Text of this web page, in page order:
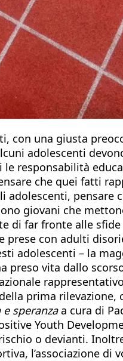
con una giusta
adolescenti
responsabilità
che quei fatti
pensare
giovani che
far fronte alle
prese con adulti
adolescenti – la
vita dallo
prima rilevazione,
speranzaa cura di
Youth
o devianti.
l’associazione